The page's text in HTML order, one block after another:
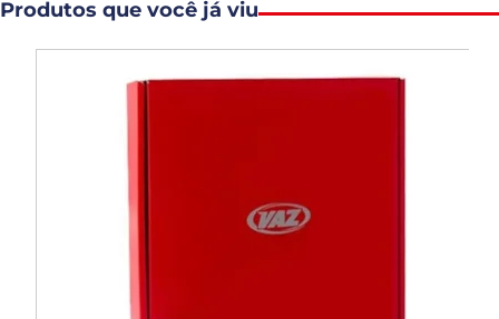
Produtos que você já viu